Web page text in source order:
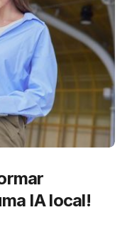
IA local!